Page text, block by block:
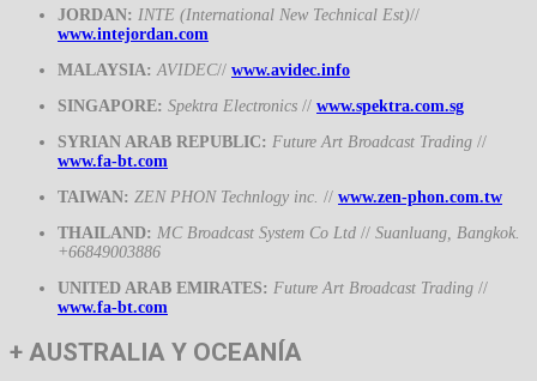
JORDAN: INTE (International New Technical Est)//
www.intejordan.com
MALAYSIA: AVIDEC// www.avidec.info
SINGAPORE: Spektra Electronics // www.spektra.com.sg
SYRIAN ARAB REPUBLIC: Future Art Broadcast Trading //
www.fa-bt.com
TAIWAN: ZEN PHON Technlogy inc. // www.zen-phon.com.tw
THAILAND: MC Broadcast System Co Ltd // Suanluang, Bangkok.
+66849003886
UNITED ARAB EMIRATES: Future Art Broadcast Trading //
www.fa-bt.com
+ AUSTRALIA Y OCEANÍA